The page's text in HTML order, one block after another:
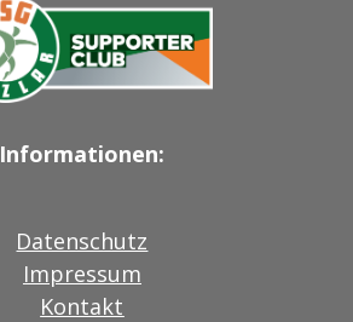
Informationen:
Datenschutz
Impressum
Kontakt